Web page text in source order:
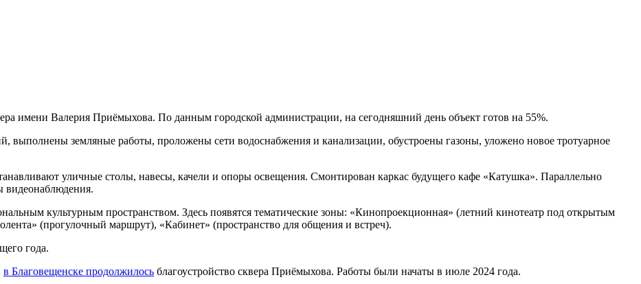
имени Валерия Приёмыхова. По данным городской администрации, на сегодняшний день объект готов на 55%.
выполнены земляные работы, проложены сети водоснабжения и канализации, обустроены газоны, уложено новое тротуарное
уличные столы, навесы, качели и опоры освещения. Смонтирован каркас будущего кафе «Катушка». Параллельно
видеонаблюдения.
культурным пространством. Здесь появятся тематические зоны: «Кинопроекционная» (летний кинотеатр под открытым
(прогулочный маршрут), «Кабинет» (пространство для общения и встреч).
года.
в Благовещенске продолжилось благоустройство сквера Приёмыхова. Работы были начаты в июле 2024 года.